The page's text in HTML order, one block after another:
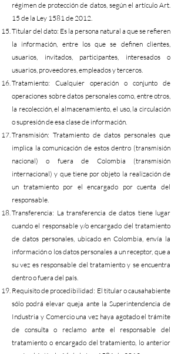
régimen de protección de datos, según el artículo Art.
15 de la Ley 1581 de 2012.
Titular del dato: Es la persona natural a que se refieren
la información, entre los que se definen clientes,
usuarios, invitados, participantes, interesados o
usuarios, proveedores, empleados y terceros.
Tratamiento: Cualquier operación o conjunto de
operaciones sobre datos personales como, entre otros,
la recolección, el almacenamiento, el uso, la circulación
o supresión de esa clase de información.
Transmisión: Tratamiento de datos personales que
implica la comunicación de estos dentro (transmisión
nacional) o fuera de Colombia (transmisión
internacional) y que tiene por objeto la realización de
un tratamiento por el encargado por cuenta del
responsable.
Transferencia: La transferencia de datos tiene lugar
cuando el responsable y/o encargado del tratamiento
de datos personales, ubicado en Colombia, envía la
información o los datos personales a un receptor, que a
su vez es responsable del tratamiento y se encuentra
dentro o fuera del país.
Requisito de procedibilidad: El titular o causahabiente
sólo podrá elevar queja ante la Superintendencia de
Industria y Comercio una vez haya agotado el trámite
de consulta o reclamo ante el responsable del
tratamiento o encargado del tratamiento, lo anterior